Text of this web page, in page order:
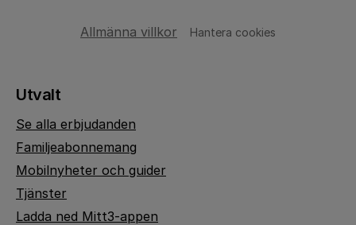
Allmänna villkor Hantera cookies
Utvalt
Se alla erbjudanden
Familjeabonnemang
Mobilnyheter och guider
Tjänster
Ladda ned Mitt3-appen